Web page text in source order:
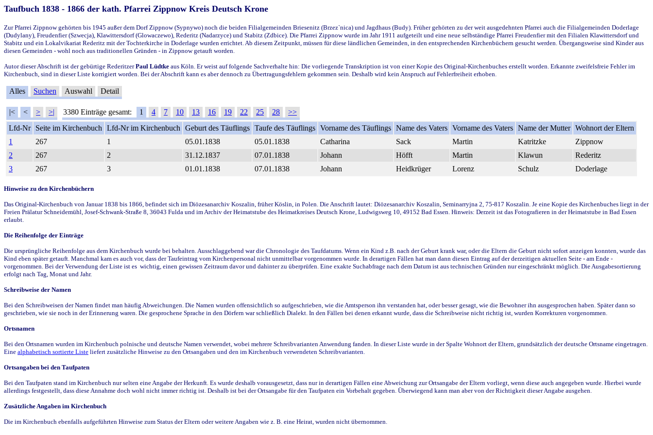
Taufbuch 1838 - 1866 der kath. Pfarrei Zippnow Kreis Deutsch Krone
Zur Pfarrei Zippnow gehörten bis 1945 außer dem Dorf Zippnow (Sypnywo) noch die beiden Filialgemeinden Briesenitz (Brzez`nica) und Jagdhaus (Budy). Früher gehörten zu der weit ausgedehnten Pfarrei auch die Filialgemeinden Doderlage
(Dudylany), Freudenfier (Szwecja), Klawittersdorf (Glowaczewo), Rederitz (Nadarzyce) und Stabitz (Zdbice). Die Pfarrei Zippnow wurde im Jahr 1911 aufgeteilt und eine neue selbständige Pfarrei Freudenfier mit den Filialen Klawittersdorf und
Stabitz und ein Lokalvikariat Rederitz mit der Tochterkirche in Doderlage wurden errichtet. Ab diesem Zeitpunkt, müssen für diese ländlichen Gemeinden, in den entsprechenden Kirchenbüchern gesucht werden. Übergangsweise sind Kinder aus
diesen Gemeinden - wohl noch aus traditionellen Gründen - in Zippnow getauft worden.
Autor dieser Abschrift ist der gebürtige RederitzerPaul Lüdtke aus Köln. Er weist auf folgende Sachverhalte hin: Die vorliegende Transkription ist von einer Kopie des Original-Kirchenbuches erstellt worden. Erkannte zweifelsfreie Fehler im
Kirchenbuch, sind in dieser Liste korrigiert worden. Bei der Abschrift kann es aber dennoch zu Übertragungsfehlern gekommen sein. Deshalb wird kein Anspruch auf Fehlerfreiheit erhoben.
Alles Suchen Auswahl Detail
|< < > >| 3380 Einträge gesamt: 1 4 7 10 13 16 19 22 25 28
>>
Lfd-Nr
Seite im Kirchenbuch Lfd-Nr im Kirchenbuch Geburt des Täuflings Taufe des Täuflings Vorname des Täuflings Name des Vaters Vorname des Vaters Name der Mutter Wohnort der Eltern
1
267 1 05.01.1838 05.01.1838 Catharina Sack Martin Katritzke
Zippnow
2
267 2 31.12.1837 07.01.1838 Johann Höfft Martin Klawun
Rederitz
3
267 3 01.01.1838 07.01.1838 Johann Heidkrüger Lorenz Schulz Doderlage
Hinweise zu den Kirchenbüchern
Das Original-Kirchenbuch von Januar 1838 bis 1866, befindet sich im Diözesanarchiv Koszalin, früher Köslin, in Polen. Die Anschrift lautet: Diözesanarchiv Koszalin, Seminarryjna 2, 75-817 Koszalin. Je eine Kopie des Kirchenbuches liegt in der
Freien Prälatur Schneidemühl, Josef-Schwank-Straße 8, 36043 Fulda und im Archiv der Heimatstube des Heimatkreises Deutsch Krone, Ludwigsweg 10, 49152 Bad Essen. Hinweis: Derzeit ist das Fotografieren in der Heimatstube in Bad Essen
erlaubt.
Die Reihenfolge der Einträge
Die ursprüngliche Reihenfolge aus dem Kirchenbuch wurde bei behalten. Ausschlaggebend war die Chronologie des Taufdatums. Wenn ein Kind z.B. nach der Geburt krank war, oder die Eltern die Geburt nicht sofort anzeigen konnten, wurde das
Kind eben später getauft. Manchmal kam es auch vor, dass der Taufeintrag vom Kirchenpersonal nicht unmittelbar vorgenommen wurde. In derartigen Fällen hat man dann diesen Eintrag auf der derzeitigen aktuellen Seite - am Ende -
vorgenommen. Bei der Verwendung der Liste ist es wichtig, einen gewissen Zeitraum davor und dahinter zu überprüfen. Eine exakte Suchabfrage nach dem Datum ist aus technischen Gründen nur eingeschränkt möglich. Die Ausgabesortierung
erfolgt nach Tag, Monat und Jahr.
Schreibweise der Namen
Bei den Schreibweisen der Namen findet man häufig Abweichungen. Die Namen wurden offensichtlich so aufgeschrieben, wie die Amtsperson ihn verstanden hat, oder besser gesagt, wie die Bewohner ihn ausgesprochen haben. Später dann so
geschrieben, wie sie noch in der Erinnerung waren. Die gesprochene Sprache in den Dörfern war schließlich Dialekt. In den Fällen bei denen erkannt wurde, dass die Schreibweise nicht richtig ist, wurden Korrekturen vorgenommen.
Ortsnamen
Bei den Ortsnamen wurden im Kirchenbuch polnische und deutsche Namen verwendet, wobei mehrere Schreibvarianten Anwendung fanden. In dieser Liste wurde in der Spalte Wohnort der Eltern, grundsätzlich der deutsche Ortsname eingetragen.
Eine alphabetisch sortierte Liste liefert zusätzliche Hinweise zu den Ortsangaben und den im Kirchenbuch verwendeten Schreibvarianten.
Ortsangaben bei den Taufpaten
Bei den Taufpaten stand im Kirchenbuch nur selten eine Angabe der Herkunft. Es wurde deshalb vorausgesetzt, dass nur in derartigen Fällen eine Abweichung zur Ortsangabe der Eltern vorliegt, wenn diese auch angegeben wurde. Hierbei wurde
allerdings festgestellt, dass diese Annahme doch wohl nicht immer richtig ist. Deshalb ist bei der Ortsangabe für den Taufpaten ein Vorbehalt gegeben. Überwiegend kann man aber von der Richtigkeit dieser Angabe ausgehen.
Zusätzliche Angaben im Kirchenbuch
Die im Kirchenbuch ebenfalls aufgeführten Hinweise zum Status der Eltern oder weitere Angaben wie z. B. eine Heirat, wurden nicht übernommen.